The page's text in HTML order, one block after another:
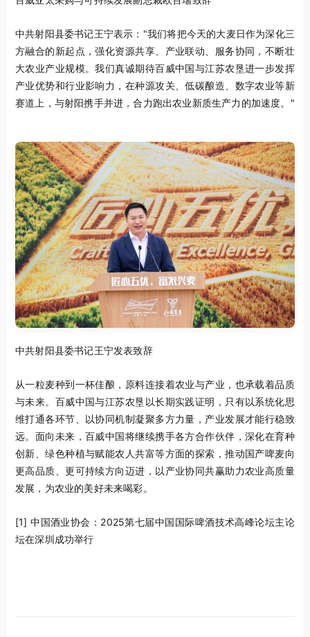
中共射阳县委书记王宁表示："我们将把今天的大麦日作为深化三
方融合的新起点，强化资源共享、产业联动、服务协同，不断壮
大农业产业规模。我们真诚期待百威中国与江苏农垦进一步发挥
产业优势和行业影响力，在种源攻关、低碳酿造、数字农业等新
赛道上，与射阳携手并进，合力跑出农业新质生产力的加速度。"
中共射阳县委书记王宁发表致辞
从一粒麦种到一杯佳酿，原料连接着农业与产业，也承载着品质
与未来。百威中国与江苏农垦以长期实践证明，只有以系统化思
维打通各环节、以协同机制凝聚多方力量，产业发展才能行稳致
远。面向未来，百威中国将继续携手各方合作伙伴，深化在育种
创新、绿色种植与赋能农人共富等方面的探索，推动国产啤麦向
更高品质、更可持续方向迈进，以产业协同共赢助力农业高质量
发展，为农业的美好未来喝彩。
[1] 中国酒业协会：2025第七届中国国际啤酒技术高峰论坛主论
坛在深圳成功举行